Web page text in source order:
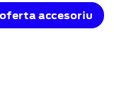
accesoriu